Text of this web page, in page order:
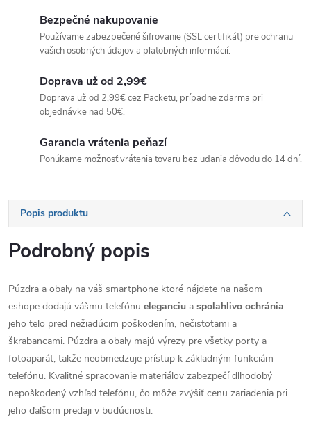
Bezpečné nakupovanie
Používame zabezpečené šifrovanie (SSL certifikát) pre ochranu
vašich osobných údajov a platobných informácií.
Doprava už od 2,99€
Doprava už od 2,99€ cez Packetu, prípadne zdarma pri
objednávke nad 50€.
Garancia vrátenia peňazí
Ponúkame možnosť vrátenia tovaru bez udania dôvodu do 14 dní.
Popis produktu
Podrobný popis
Púzdra a obaly na váš smartphone ktoré nájdete na našom
eshope dodajú vášmu telefónu eleganciu a spoľahlivo ochránia
jeho telo pred nežiadúcim poškodením, nečistotami a
škrabancami. Púzdra a obaly majú výrezy pre všetky porty a
fotoaparát, takže neobmedzuje prístup k základným funkciám
telefónu. Kvalitné spracovanie materiálov zabezpečí dlhodobý
nepoškodený vzhľad telefónu, čo môže zvýšiť cenu zariadenia pri
jeho ďalšom predaji v budúcnosti.